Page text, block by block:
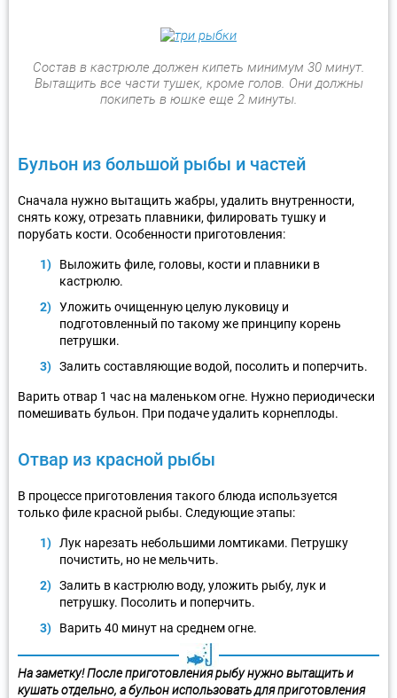
Состав в кастрюле должен кипеть минимум 30 минут.
Вытащить все части тушек, кроме голов. Они должны
покипеть в юшке еще 2 минуты.
Бульон из большой рыбы и частей
Сначала нужно вытащить жабры, удалить внутренности,
снять кожу, отрезать плавники, филировать тушку и
порубать кости. Особенности приготовления:
Выложить филе, головы, кости и плавники в
кастрюлю.
Уложить очищенную целую луковицу и
подготовленный по такому же принципу корень
петрушки.
Залить составляющие водой, посолить и поперчить.
Варить отвар 1 час на маленьком огне. Нужно периодически
помешивать бульон. При подаче удалить корнеплоды.
Отвар из красной рыбы
В процессе приготовления такого блюда используется
только филе красной рыбы. Следующие этапы:
Лук нарезать небольшими ломтиками. Петрушку
почистить, но не мельчить.
Залить в кастрюлю воду, уложить рыбу, лук и
петрушку. Посолить и поперчить.
Варить 40 минут на среднем огне.
На заметку!После приготовления рыбу нужно вытащить и
кушать отдельно, а бульон использовать для приготовления